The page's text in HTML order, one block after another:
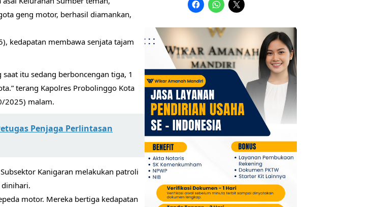
geng motor, berhasil diamankan,
kedapatan membawa senjata tajam
itu sedang berboncengan tiga, 1
terang Kapolres Probolinggo Kota
2025) malam.
Penjaga Perlintasan
Kanigaran melakukan patroli
motor. Mereka bertiga kedapatan